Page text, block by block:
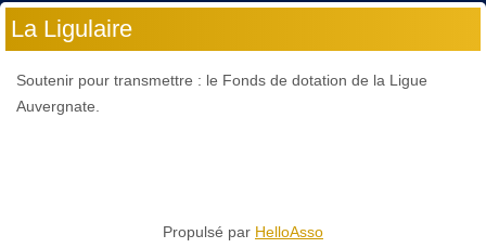
La Ligulaire
Soutenir pour transmettre : le Fonds de dotation de la Ligue
Auvergnate.
Propulsé par HelloAsso